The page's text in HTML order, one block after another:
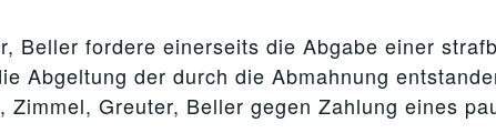
Beller fordere einerseits die Abgabe einer
Abgeltung der durch die Abmahnung
Greuter, Beller gegen Zahlung eines